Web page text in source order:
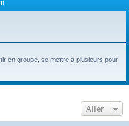
en groupe, se mettre à plusieurs pour
Aller